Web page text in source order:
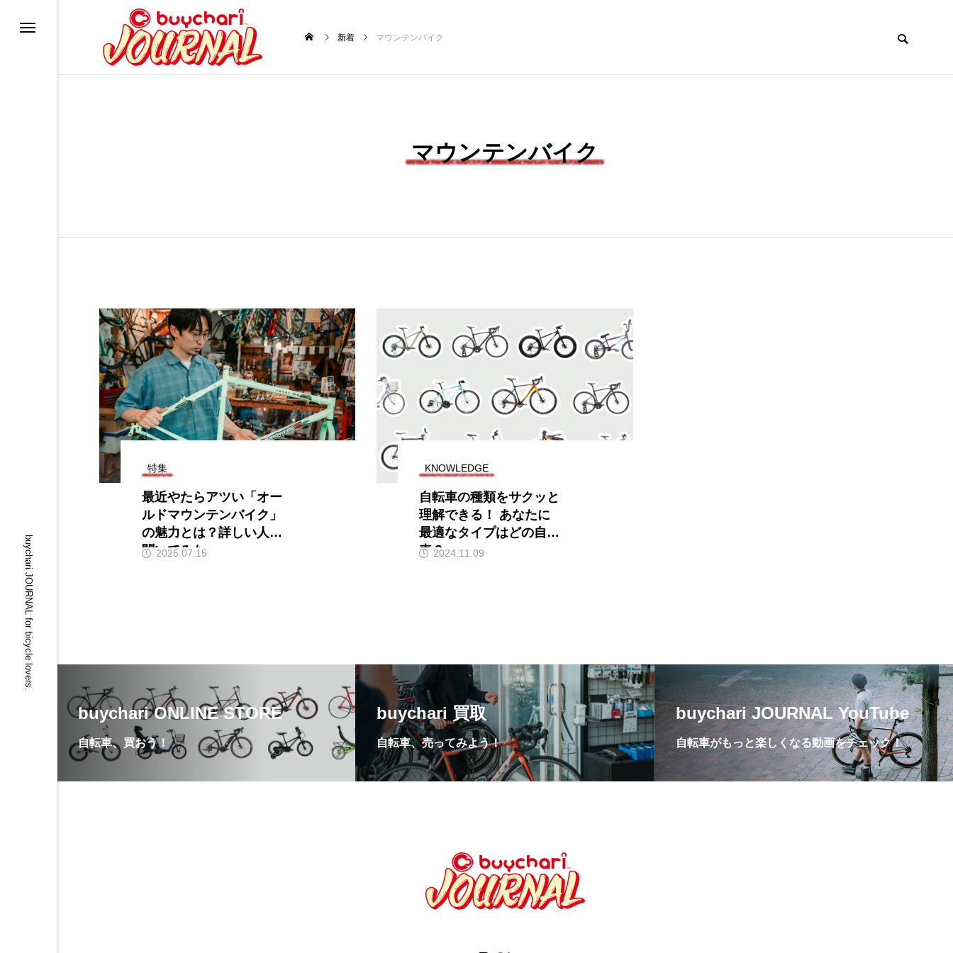
buychari JOURNAL for bicycle lovers.
イク
新着 マウンテンバイク
マウンテンバイク
特集
最近やたらアツい「オー
ルドマウンテンバイク」
の魅力とは？詳しい人に
聞いてみた
2025.07.15
KNOWLEDGE
自転車の種類をサクッと
理解できる！ あなたに
最適なタイプはどの自転
車？2024.11.09
buychari ONLINE STORE
自転車、買おう！
buychari 買取
自転車、売ってみよう！
buychari JOURNAL YouTube
自転車がもっと楽しくなる動画をチェック！